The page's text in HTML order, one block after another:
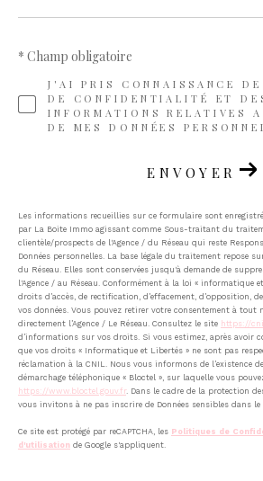
J'AI PRIS CONNAISSANCE
DE CONFIDENTIALITÉ ET
INFORMATIONS RELATIVES
DE MES DONNÉES
* Champ obligatoire
ENVOYER
Les informations recueillies sur ce formulaire sont
par La Boite Immo agissant comme Sous-traitant du
clientèle/prospects de l'Agence / du Réseau qui reste
Données personnelles. La base légale du traitement repose
du Réseau. Elles sont conservées jusqu'à demande de
l'Agence / au Réseau. Conformément à la loi « informatique
droits d’accès, de rectification, d’effacement, d’opposition,
vos données. Vous pouvez retirer votre consentement à tout
directement l’Agence / Le Réseau. Consultez le site https://
d’informations sur vos droits. Si vous estimez, après avoir
que vos droits « Informatique et Libertés » ne sont pas
réclamation à la CNIL. Nous vous informons de l’existence
démarchage téléphonique « Bloctel », sur laquelle vous
https://www.bloctel.gouv.fr. Dans le cadre de la protection
vous invitons à ne pas inscrire de Données sensibles dans
Ce site est protégé par reCAPTCHA, les Politiques de
d'utilisation de Google s'appliquent.